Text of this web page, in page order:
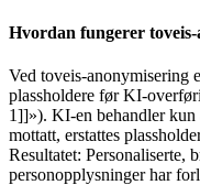
Hvordan fungerer
Ved toveis-anonymisering
plassholdere før KI-
1]]»). KI-en behandler kun
mottatt, erstattes
Resultatet: Personaliserte,
personopplysninger har